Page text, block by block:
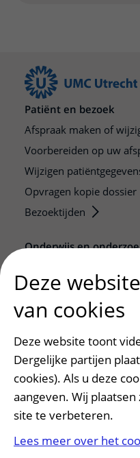
Patiënt en bezoek
Afspraak maken of
Voorbereiden op uw
Wijzigen
Opvragen kopie dossier
Bezoektijden
Onderwijs en
De Nieuwe Utrechtse
Stage en
Strategic programs
Research groups
Researchers
Research technologies
Verwijzers
Deze
van cookies
Deze website toont
Dergelijke partijen
cookies). Als u deze
aangeven. Wij
site te verbeteren.
Lees meer over het